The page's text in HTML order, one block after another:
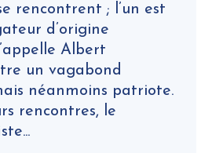
rencontrent ; l’un est
d’origine
Albert
un vagabond
néanmoins patriote.
rencontres, le